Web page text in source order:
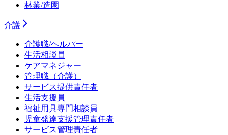
林業/造園
介護
介護職/ヘルパー
生活相談員
ケアマネジャー
管理職（介護）
サービス提供責任者
生活支援員
福祉用具専門相談員
児童発達支援管理責任者
サービス管理責任者